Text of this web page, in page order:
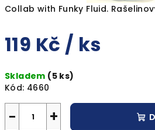
Collab with Funky Fluid.
119 Kč / ks
cena:
Skladem (5 ks)
Kód: 4660
+
−